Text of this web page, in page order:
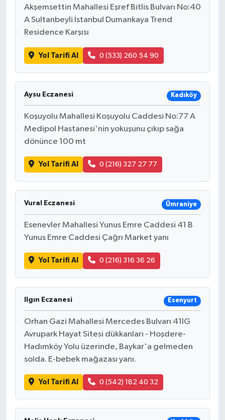
Akşemsettin Mahallesi Eşref Bitlis Bulvarı No:40
A Sultanbeyli İstanbul Dumankaya Trend
Residence Karşısı
Yol Tarifi Al 0 (533) 260 54 90
Aysu Eczanesi Kadıköy
Koşuyolu Mahallesi Koşuyolu Caddesi No:77 A
Medipol Hastanesi'nin yokuşunu çıkıp sağa
dönünce 100 mt
Yol Tarifi Al 0 (216) 327 27 77
Vural Eczanesi Ümraniye
Esenevler Mahallesi Yunus Emre Caddesi 41 B
Yunus Emre Caddesi Çağrı Market yanı
Yol Tarifi Al 0 (216) 316 36 26
Ilgın Eczanesi Esenyurt
Orhan Gazi Mahallesi Mercedes Bulvarı 41IG
Avrupark Hayat Sitesi dükkanları - Hoşdere-
Hadımköy Yolu üzerinde, Baykar'a gelmeden
solda. E-bebek mağazası yanı.
Yol Tarifi Al 0 (542) 182 40 32